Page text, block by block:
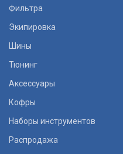
Фильтра
Экипировка
Шины
Тюнинг
Аксессуары
Кофры
Наборы инструментов
Распродажа